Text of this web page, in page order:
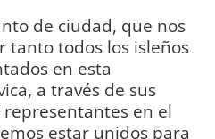
de ciudad, que nos
tanto todos los isleños
en esta
a través de sus
representantes en el
estar unidos para